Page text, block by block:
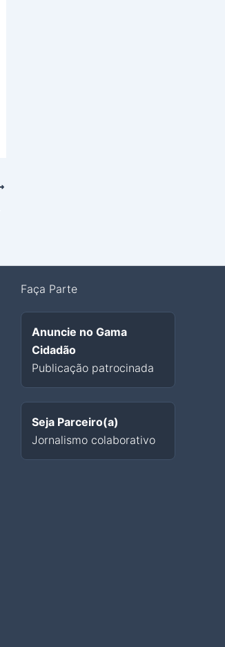
Faça Parte
Anuncie no Gama
Cidadão
Publicação patrocinada
Seja Parceiro(a)
Jornalismo colaborativo